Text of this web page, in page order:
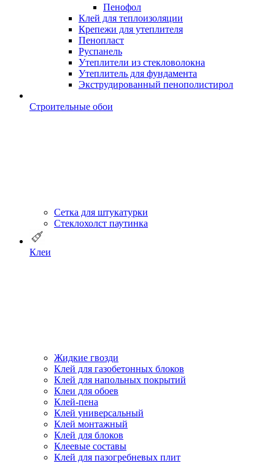
Пенофол
Клей для теплоизоляции
Крепежи для утеплителя
Пенопласт
Руспанель
Утеплители из стекловолокна
Утеплитель для фундамента
Экструдированный пенополистирол
Строительные обои
Сетка для штукатурки
Стеклохолст паутинка
Клеи
Жидкие гвозди
Клей для газобетонных блоков
Клей для напольных покрытий
Клеи для обоев
Клей-пена
Клей универсальный
Клей монтажный
Клей для блоков
Клеевые составы
Клей для пазогребневых плит